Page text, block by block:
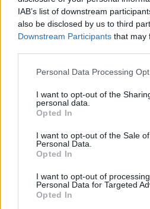
IAB’s list of downstream
also be disclosed by us to third
Downstream Participants that may
Personal Data Processing
I want to opt-out of the
personal data.
Opted In
I want to opt-out of the Sale
Personal Data.
Opted In
I want to opt-out of
Personal Data for Targeted
Opted In